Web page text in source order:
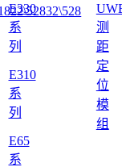
E330
系
列
E310
系
列
E65
系
测
距
定
位
模
组